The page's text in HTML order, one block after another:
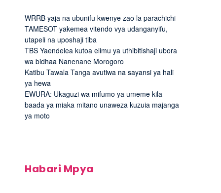
WRRB yaja na ubunifu kwenye zao la parachichi
TAMESOT yakemea vitendo vya udanganyifu,
utapeli na uposhaji tiba
TBS Yaendelea kutoa elimu ya uthibitishaji ubora
wa bidhaa Nanenane Morogoro
Katibu Tawala Tanga avutiwa na sayansi ya hali
ya hewa
EWURA: Ukaguzi wa mifumo ya umeme kila
baada ya miaka mitano unaweza kuzuia majanga
ya moto
Habari Mpya